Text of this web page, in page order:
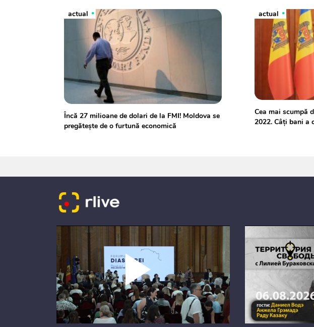
actual
Încă 27 milioane de dolari de la FMI! Moldova se
pregătește de o furtună economică
actual
Cea mai scumpă
2022. Câți bani a